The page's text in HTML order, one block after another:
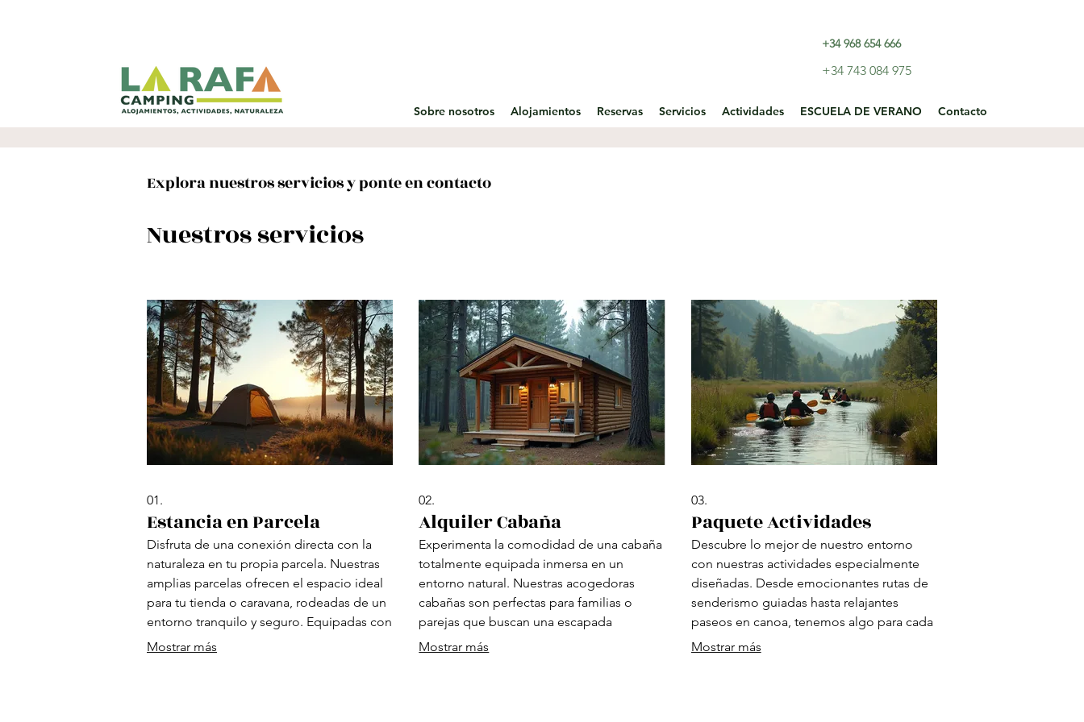
+34 968 654 666
+34 743 084 975
Sobre nosotros Alojamientos Reservas Servicios Actividades ESCUELA DE VERANO Contacto
Explora nuestros servicios y ponte en contacto
Nuestros servicios
01.
Estancia en Parcela
Disfruta de una conexión directa con la
naturaleza en tu propia parcela. Nuestras
amplias parcelas ofrecen el espacio ideal
para tu tienda o caravana, rodeadas de un
entorno tranquilo y seguro. Equipadas con
acceso a servicios esenciales,
Mostrar más
02.
Alquiler Cabaña
Experimenta la comodidad de una cabaña
totalmente equipada inmersa en un
entorno natural. Nuestras acogedoras
cabañas son perfectas para familias o
parejas que buscan una escapada
pintoresca. Disfruta de las comodidades
Mostrar más
03.
Paquete Actividades
Descubre lo mejor de nuestro entorno
con nuestras actividades especialmente
diseñadas. Desde emocionantes rutas de
senderismo guiadas hasta relajantes
paseos en canoa, tenemos algo para cada
aventurero. Vive experiencias inolvidables
Mostrar más